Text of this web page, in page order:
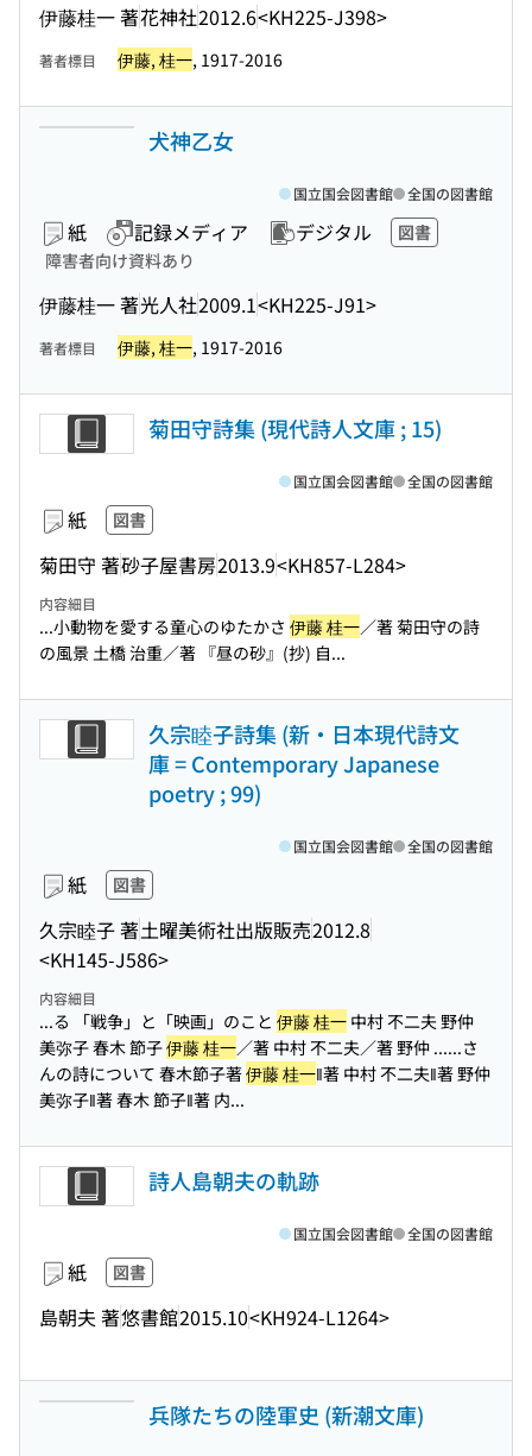
伊藤桂一 著花神社2012.6<KH225-J398>
著者標目 伊藤, 桂一, 1917-2016
犬神乙女
紙 記録メディア デジタル
図書
障害者向け資料あり
伊藤桂一 著光人社2009.1<KH225-J91>
国立国会図書館 全国の図書館
著者標目 伊藤, 桂一, 1917-2016
菊田守詩集 (現代詩人文庫 ; 15)
紙 図書
菊田守 著砂子屋書房2013.9<KH857-L284>
国立国会図書館 全国の図書館
内容細目
...小動物を愛する童心のゆたかさ 伊藤 桂一／著 菊田守の詩
の風景 土橋 治重／著 『昼の砂』(抄) 自...
久宗睦子詩集 (新・日本現代詩文
庫 = Contemporary Japanese
poetry ; 99)
紙 図書
久宗睦子 著土曜美術社出版販売2012.8
<KH145-J586>
国立国会図書館 全国の図書館
内容細目
...る 「戦争」と「映画」のこと 伊藤 桂一 中村 不二夫 野仲
美弥子 春木 節子伊藤 桂一／著 中村 不二夫／著 野仲 ......さ
んの詩について 春木節子著伊藤 桂一‖著 中村 不二夫‖著 野仲
美弥子‖著 春木 節子‖著 内...
詩人島朝夫の軌跡
紙 図書
島朝夫 著悠書館2015.10<KH924-L1264>
国立国会図書館 全国の図書館
兵隊たちの陸軍史 (新潮文庫)